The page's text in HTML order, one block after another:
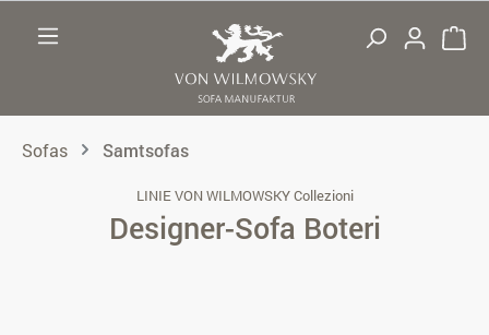
Sofas Samtsofas
LINIE VON WILMOWSKY Collezioni
Designer-Sofa Boteri